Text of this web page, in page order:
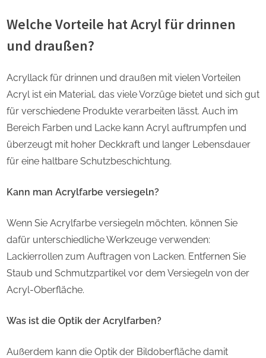
Welche Vorteile hat Acryl für drinnen
und draußen?
Acryllack für drinnen und draußen mit vielen Vorteilen
Acryl ist ein Material, das viele Vorzüge bietet und sich gut
für verschiedene Produkte verarbeiten lässt. Auch im
Bereich Farben und Lacke kann Acryl auftrumpfen und
überzeugt mit hoher Deckkraft und langer Lebensdauer
für eine haltbare Schutzbeschichtung.
Kann man Acrylfarbe versiegeln?
Wenn Sie Acrylfarbe versiegeln möchten, können Sie
dafür unterschiedliche Werkzeuge verwenden:
Lackierrollen zum Auftragen von Lacken. Entfernen Sie
Staub und Schmutzpartikel vor dem Versiegeln von der
Acryl-Oberfläche.
Was ist die Optik der Acrylfarben?
Außerdem kann die Optik der Bildoberfläche damit